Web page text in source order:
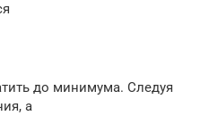
до минимума. Следуя
а